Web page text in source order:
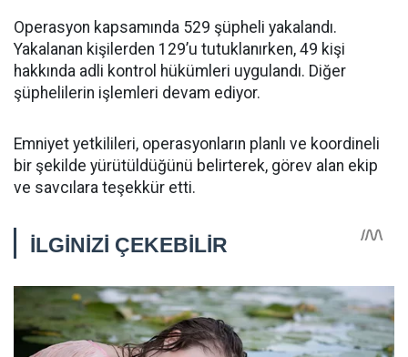
Operasyon kapsamında 529 şüpheli yakalandı.
Yakalanan kişilerden 129’u tutuklanırken, 49 kişi
hakkında adli kontrol hükümleri uygulandı. Diğer
şüphelilerin işlemleri devam ediyor.
Emniyet yetkilileri, operasyonların planlı ve koordineli
bir şekilde yürütüldüğünü belirterek, görev alan ekip
ve savcılara teşekkür etti.